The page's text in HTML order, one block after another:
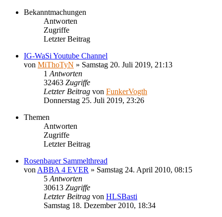
Bekanntmachungen
Antworten
Zugriffe
Letzter Beitrag
IG-WaSi Youtube Channel
von MiThoTyN » Samstag 20. Juli 2019, 21:13
1 Antworten
32463 Zugriffe
Letzter Beitrag von FunkerVogth
Donnerstag 25. Juli 2019, 23:26
Themen
Antworten
Zugriffe
Letzter Beitrag
Rosenbauer Sammelthread
von ABBA 4 EVER » Samstag 24. April 2010, 08:15
5 Antworten
30613 Zugriffe
Letzter Beitrag von HLSBasti
Samstag 18. Dezember 2010, 18:34